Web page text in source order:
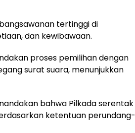
tertinggi di
dan kewibawaan.
proses pemilihan dengan
surat suara, menunjukkan
bahwa Pilkada serentak
ketentuan perundang-